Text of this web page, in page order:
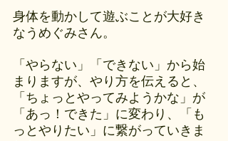
身体を動かして遊ぶことが大好き
なうめぐみさん。
「やらない」「できない」から始
まりますが、やり方を伝えると、
「ちょっとやってみようかな」が
「あっ！できた」に変わり、「も
っとやりたい」に繋がっていきま